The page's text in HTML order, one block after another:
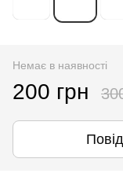
Немає в наявності
200 грн